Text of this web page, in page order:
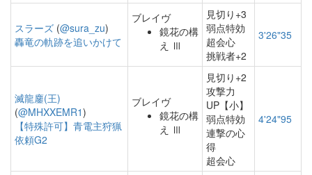
スラーズ (@sura_zu)
轟竜の軌跡を追いかけて
ブレイヴ
鏡花の構
え Ⅲ
見切り+3
弱点特効
超会心
挑戦者+2
3'26"35
滅龍鏖(王)
(@MHXXEMR1)
【特殊許可】青電主狩猟
依頼G2
ブレイヴ
鏡花の構
え Ⅲ
見切り+2
攻撃力
UP【小】
弱点特効
連撃の心
得
超会心
4'24"95